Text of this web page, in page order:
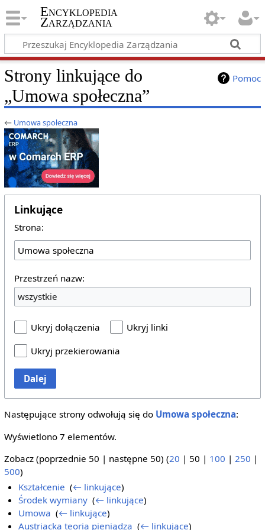
Encyklopedia
Zarządzania
Pomoc
Strony linkujące do
„Umowa społeczna”
← Umowa społeczna
Linkujące
Strona:
Przestrzeń nazw:
wszystkie
Ukryj dołączenia
Ukryj linki
Ukryj przekierowania
Dalej
Następujące strony odwołują się do Umowa społeczna:
Wyświetlono 7 elementów.
Zobacz (poprzednie 50 | następne 50) (20 | 50 | 100 | 250 |
500)
Kształcenie ‎(← linkujące)
Środek wymiany ‎(← linkujące)
Umowa ‎(← linkujące)
Austriacka teoria pieniądza ‎(← linkujące)